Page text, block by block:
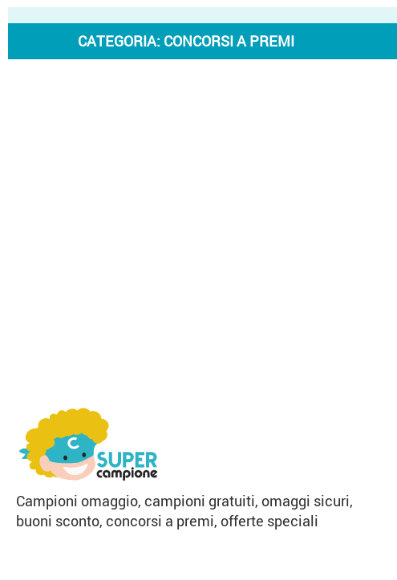
CATEGORIA: CONCORSI A PREMI
Campioni omaggio, campioni gratuiti, omaggi sicuri,
buoni sconto, concorsi a premi, offerte speciali